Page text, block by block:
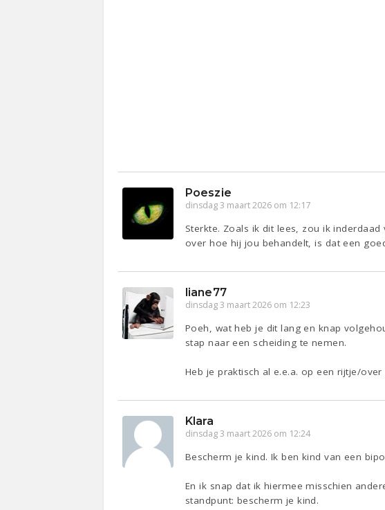
Poeszie
dinsdag 3 maart 2026 om 12:17
Sterkte. Zoals ik dit lees, zou ik
over hoe hij jou behandelt, is dat een
liane77
dinsdag 3 maart 2026 om 12:23
Poeh, wat heb je dit lang en knap
stap naar een scheiding te nemen.
Heb je praktisch al e.e.a. op een rijtje/over
Klara
dinsdag 3 maart 2026 om 12:24
Bescherm je kind. Ik ben kind van een
En ik snap dat ik hiermee misschien
standpunt: bescherm je kind.